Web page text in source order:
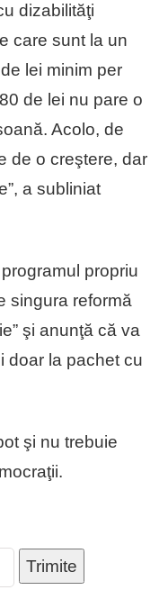
dizabilităţi
care sunt la un
lei minim per
de lei nu pare o
Acolo, de
de o creştere, dar
a subliniat
propriu
singura reformă
şi anunţă că va
doar la pachet cu
şi nu trebuie
Trimite